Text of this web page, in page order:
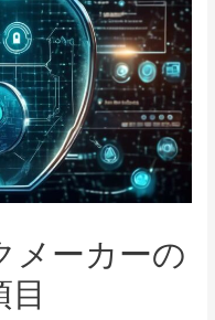
メーカーの